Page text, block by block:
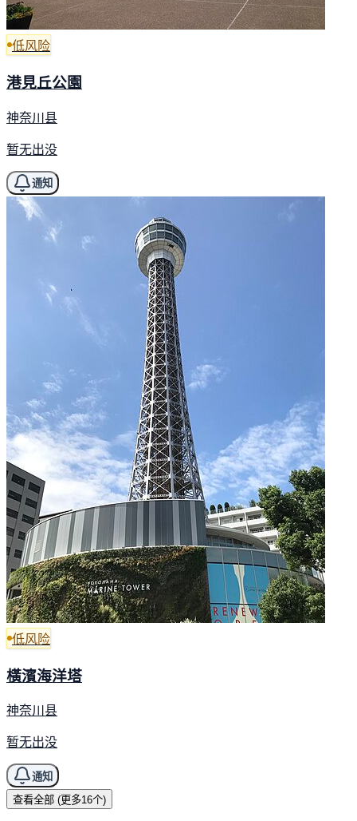
低风险
港見丘公園
神奈川县
暂无出没
通知
低风险
橫濱海洋塔
神奈川县
暂无出没
通知
查看全部 (更多16个)